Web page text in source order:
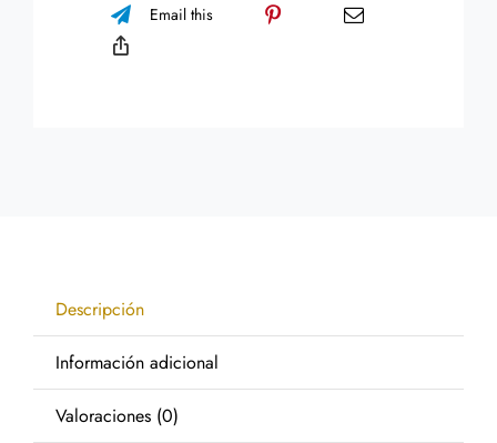
Email this
Descripción
Información adicional
Valoraciones (0)